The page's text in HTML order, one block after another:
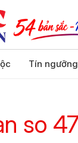
Tín
so